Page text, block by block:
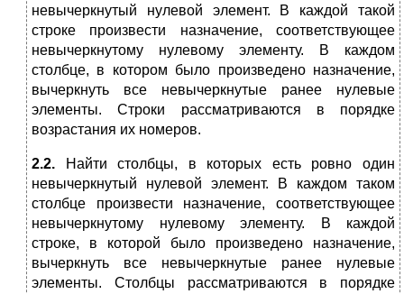
невычеркнутый нулевой элемент. В каждой такой
строке произвести назначение, соответствующее
невычеркнутому нулевому элементу. В каждом
столбце, в котором было произведено назначение,
вычеркнуть все невычеркнутые ранее нулевые
элементы. Строки рассматриваются в порядке
возрастания их номеров.
2.2. Найти столбцы, в которых есть ровно один
невычеркнутый нулевой элемент. В каждом таком
столбце произвести назначение, соответствующее
невычеркнутому нулевому элементу. В каждой
строке, в которой было произведено назначение,
вычеркнуть все невычеркнутые ранее нулевые
элементы. Столбцы рассматриваются в порядке